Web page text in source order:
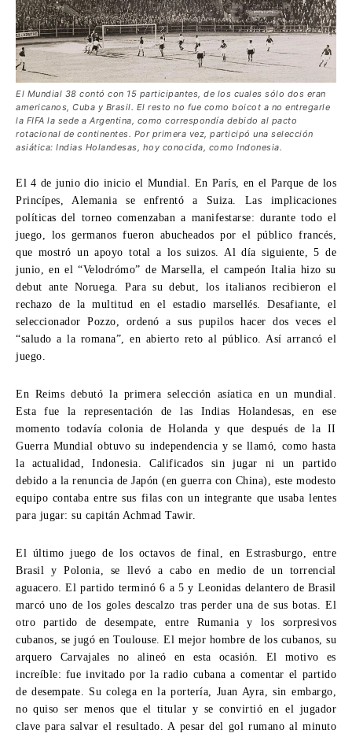
El Mundial 38 contó con 15 participantes, de los cuales sólo dos eran
americanos, Cuba y Brasil. El resto no fue como boicot a no entregarle
la FIFA la sede a Argentina, como correspondía debido al pacto
rotacional de continentes. Por primera vez, participó una selección
asiática: Indias Holandesas, hoy conocida, como Indonesia.
El 4 de junio dio inicio el Mundial. En París, en el Parque de los
Princípes, Alemania se enfrentó a Suiza. Las implicaciones
políticas del torneo comenzaban a manifestarse: durante todo el
juego, los germanos fueron abucheados por el público francés,
que mostró un apoyo total a los suizos. Al día siguiente, 5 de
junio, en el “Velodrómo” de Marsella, el campeón Italia hizo su
debut ante Noruega. Para su debut, los italianos recibieron el
rechazo de la multitud en el estadio marsellés. Desafiante, el
seleccionador Pozzo, ordenó a sus pupilos hacer dos veces el
“saludo a la romana”, en abierto reto al público. Así arrancó el
juego.
En Reims debutó la primera selección asíatica en un mundial.
Esta fue la representación de las Indias Holandesas, en ese
momento todavía colonia de Holanda y que después de la II
Guerra Mundial obtuvo su independencia y se llamó, como hasta
la actualidad, Indonesia. Calificados sin jugar ni un partido
debido a la renuncia de Japón (en guerra con China), este modesto
equipo contaba entre sus filas con un integrante que usaba lentes
para jugar: su capitán Achmad Tawir.
El último juego de los octavos de final, en Estrasburgo, entre
Brasil y Polonia, se llevó a cabo en medio de un torrencial
aguacero. El partido terminó 6 a 5 y Leonidas delantero de Brasil
marcó uno de los goles descalzo tras perder una de sus botas. El
otro partido de desempate, entre Rumania y los sorpresivos
cubanos, se jugó en Toulouse. El mejor hombre de los cubanos, su
arquero Carvajales no alineó en esta ocasión. El motivo es
increíble: fue invitado por la radio cubana a comentar el partido
de desempate. Su colega en la portería, Juan Ayra, sin embargo,
no quiso ser menos que el titular y se convirtió en el jugador
clave para salvar el resultado. A pesar del gol rumano al minuto